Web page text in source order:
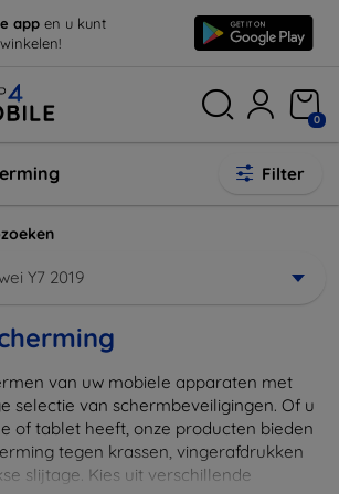
app en u kunt
0
Filter
Y7 2019
van uw mobiele apparaten met
selectie van schermbeveiligingen. Of u
of tablet heeft, onze producten bieden
tegen krassen, vingerafdrukken
slijtage. Kies uit verschillende